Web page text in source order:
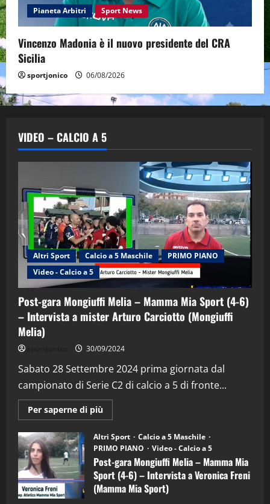
Pianeta Arbitri Sport News
Vincenzo Madonia è il nuovo presidente del CRA
Sicilia
sportjonico 06/08/2026
VIDEO – CALCIO A 5
Altri Sport Calcio a 5 Maschile
PRIMO PIANO
Video - Calcio a 5
Post-gara Mongiuffi Melia – Mamma Mia Sport (4-6)
– Intervista a mister Arturo Carciotto (Mongiuffi
Melia)
30/09/2024
Sabato 28 Settembre 2024 prima giornata dal
campionato di Serie C2 di calcio a 5 di fronte...
Per saperne di più
informazioni
Post-
gara
Mongiuffi
Melia
–
Mamma
Mia
Sport
Altri Sport
Calcio a 5 Maschile
PRIMO PIANO
Video - Calcio a 5
Post-gara Mongiuffi Melia – Mamma Mia
Sport (4-6) – Intervista a Veronica Freni
(Mamma Mia Sport)
2
“SportEmpire” in Podcast: 29^ Puntata
(Martedi 28 Aprile 2026)
28/04/2026
3
"SportEmpire" in Podcast
“SportEmpire” in Podcast: 28^ Puntata
(Martedi 21 Aprile 2026)
21/04/2026